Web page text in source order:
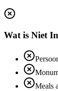
Wat is Niet
Meals